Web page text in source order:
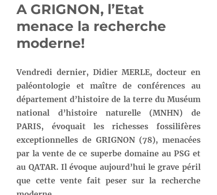
A GRIGNON, l’Etat
menace la recherche
moderne!
Vendredi dernier, Didier MERLE, docteur en
paléontologie et maître de conférences au
département d’histoire de la terre du Muséum
national d’histoire naturelle (MNHN) de
PARIS, évoquait les richesses fossilifères
exceptionnelles de GRIGNON (78), menacées
par la vente de ce superbe domaine au PSG et
au QATAR. Il évoque aujourd’hui le grave péril
que cette vente fait peser sur la recherche